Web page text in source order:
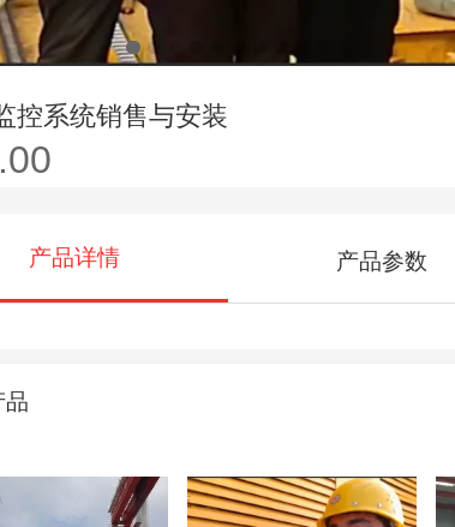
控系统销售与安装
产品详情 产品参数
品